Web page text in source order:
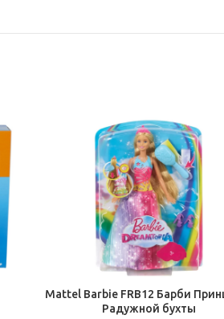
В КОРЗИНУ
Mattel Barbie FRB12 Барби
Радужной бухты